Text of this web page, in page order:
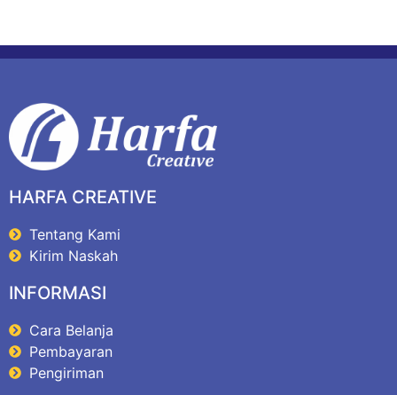
HARFA CREATIVE
Tentang Kami
Kirim Naskah
INFORMASI
Cara Belanja
Pembayaran
Pengiriman